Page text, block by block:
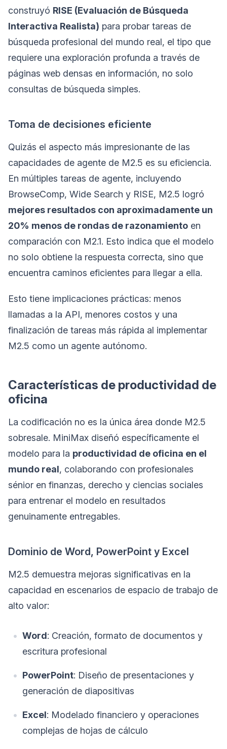
construyó RISE (Evaluación de Búsqueda
Interactiva Realista) para probar tareas de
búsqueda profesional del mundo real, el tipo que
requiere una exploración profunda a través de
páginas web densas en información, no solo
consultas de búsqueda simples.
Toma de decisiones eficiente
Quizás el aspecto más impresionante de las
capacidades de agente de M2.5 es su eficiencia.
En múltiples tareas de agente, incluyendo
BrowseComp, Wide Search y RISE, M2.5 logró
mejores resultados con aproximadamente un
20% menos de rondas de razonamiento en
comparación con M2.1. Esto indica que el modelo
no solo obtiene la respuesta correcta, sino que
encuentra caminos eficientes para llegar a ella.
Esto tiene implicaciones prácticas: menos
llamadas a la API, menores costos y una
finalización de tareas más rápida al implementar
M2.5 como un agente autónomo.
Características de productividad de
oficina
La codificación no es la única área donde M2.5
sobresale. MiniMax diseñó específicamente el
modelo para la productividad de oficina en el
mundo real, colaborando con profesionales
sénior en finanzas, derecho y ciencias sociales
para entrenar el modelo en resultados
genuinamente entregables.
Dominio de Word, PowerPoint y Excel
M2.5 demuestra mejoras significativas en la
capacidad en escenarios de espacio de trabajo de
alto valor:
Word: Creación, formato de documentos y
escritura profesional
PowerPoint: Diseño de presentaciones y
generación de diapositivas
Excel: Modelado financiero y operaciones
complejas de hojas de cálculo